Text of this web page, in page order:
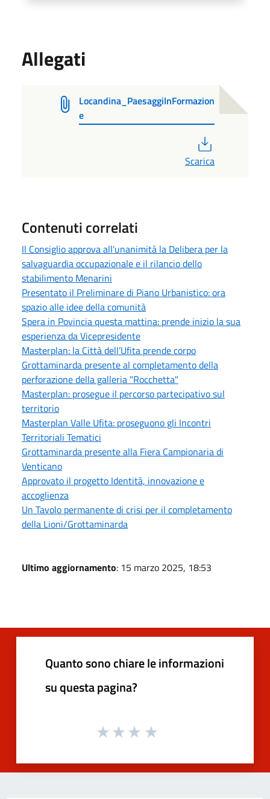
Allegati
Locandina_PaesaggiInFormazion
e
Scarica
Contenuti correlati
Il Consiglio approva all'unanimità la Delibera per la
salvaguardia occupazionale e il rilancio dello
stabilimento Menarini
Presentato il Preliminare di Piano Urbanistico: ora
spazio alle idee della comunità
Spera in Povincia questa mattina: prende inizio la sua
esperienza da Vicepresidente
Masterplan: la Città dell’Ufita prende corpo
Grottaminarda presente al completamento della
perforazione della galleria "Rocchetta"
Masterplan: prosegue il percorso partecipativo sul
territorio
Masterplan Valle Ufita: proseguono gli Incontri
Territoriali Tematici
Grottaminarda presente alla Fiera Campionaria di
Venticano
Approvato il progetto Identità, innovazione e
accoglienza
Un Tavolo permanente di crisi per il completamento
della Lioni/Grottaminarda
Ultimo aggiornamento: 15 marzo 2025, 18:53
Quanto sono chiare le informazioni
su questa pagina?